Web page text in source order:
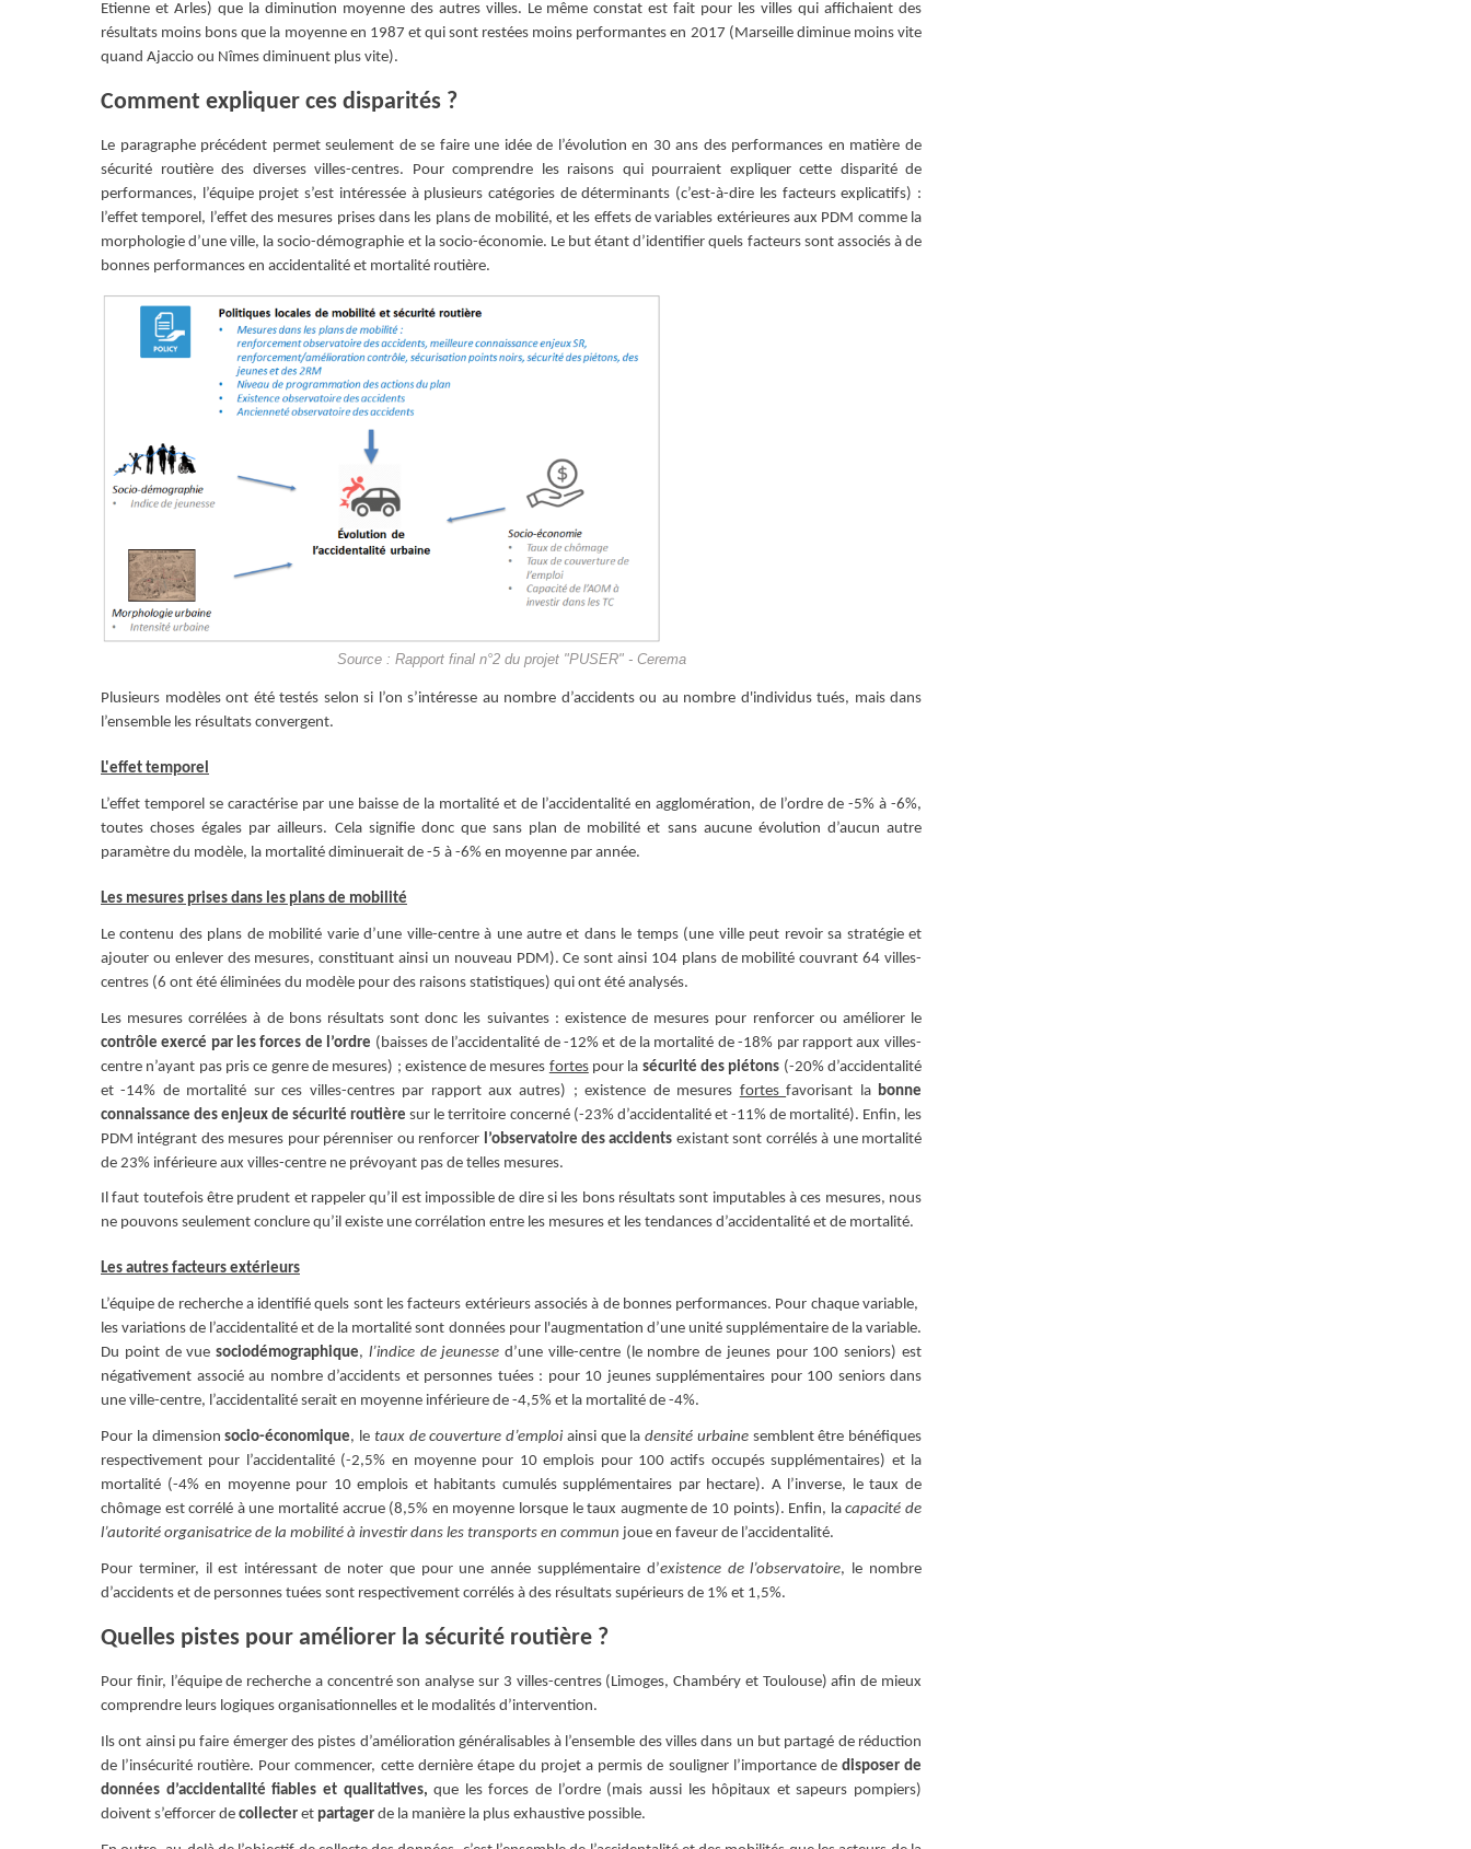
Etienne et Arles) que la diminution moyenne des autres villes. Le même constat est fait pour les villes qui affichaient des
résultats moins bons que la moyenne en 1987 et qui sont restées moins performantes en 2017 (Marseille diminue moins vite
quand Ajaccio ou Nîmes diminuent plus vite).
Comment expliquer ces disparités ?
Le paragraphe précédent permet seulement de se faire une idée de l’évolution en 30 ans des performances en matière de
sécurité routière des diverses villes-centres. Pour comprendre les raisons qui pourraient expliquer cette disparité de
performances, l’équipe projet s’est intéressée à plusieurs catégories de déterminants (c’est-à-dire les facteurs explicatifs) :
l’effet temporel, l’effet des mesures prises dans les plans de mobilité, et les effets de variables extérieures aux PDM comme la
morphologie d’une ville, la socio-démographie et la socio-économie. Le but étant d’identifier quels facteurs sont associés à de
bonnes performances en accidentalité et mortalité routière.
Source : Rapport final n°2 du projet "PUSER" - Cerema
Plusieurs modèles ont été testés selon si l’on s’intéresse au nombre d’accidents ou au nombre d'individus tués, mais dans
l’ensemble les résultats convergent.
L'effet temporel
L’effet temporel se caractérise par une baisse de la mortalité et de l’accidentalité en agglomération, de l’ordre de -5% à -6%,
toutes choses égales par ailleurs. Cela signifie donc que sans plan de mobilité et sans aucune évolution d’aucun autre
paramètre du modèle, la mortalité diminuerait de -5 à -6% en moyenne par année.
Les mesures prises dans les plans de mobilité
Le contenu des plans de mobilité varie d’une ville-centre à une autre et dans le temps (une ville peut revoir sa stratégie et
ajouter ou enlever des mesures, constituant ainsi un nouveau PDM). Ce sont ainsi 104 plans de mobilité couvrant 64 villes-
centres (6 ont été éliminées du modèle pour des raisons statistiques) qui ont été analysés.
Les mesures corrélées à de bons résultats sont donc les suivantes : existence de mesures pour renforcer ou améliorer le
contrôle exercé par les forces de l’ordre (baisses de l’accidentalité de -12% et de la mortalité de -18% par rapport aux villes-
centre n’ayant pas pris ce genre de mesures) ; existence de mesures fortespour la sécurité des piétons (-20% d’accidentalité
et -14% de mortalité sur ces villes-centres par rapport aux autres) ; existence de mesures fortesfavorisant la bonne
connaissance des enjeux de sécurité routière sur le territoire concerné (-23% d’accidentalité et -11% de mortalité). Enfin, les
PDM intégrant des mesures pour pérenniser ou renforcer l’observatoire des accidents existant sont corrélés à une mortalité
de 23% inférieure aux villes-centre ne prévoyant pas de telles mesures.
Il faut toutefois être prudent et rappeler qu’il est impossible de dire si les bons résultats sont imputables à ces mesures, nous
ne pouvons seulement conclure qu’il existe une corrélation entre les mesures et les tendances d’accidentalité et de mortalité.
Les autres facteurs extérieurs
L’équipe de recherche a identifié quels sont les facteurs extérieurs associés à de bonnes performances. Pour chaque variable,
les variations de l’accidentalité et de la mortalité sont données pour l'augmentation d’une unité supplémentaire de la variable.
Du point de vuesociodémographique, l’indice de jeunesse d’une ville-centre (le nombre de jeunes pour 100 seniors) est
négativement associé au nombre d’accidents et personnes tuées : pour 10 jeunes supplémentaires pour 100 seniors dans
une ville-centre, l’accidentalité serait en moyenne inférieure de -4,5% et la mortalité de -4%.
Pour la dimension socio-économique, le taux de couverture d’emploi ainsi que la densité urbainesemblent être bénéfiques
respectivement pour l’accidentalité (-2,5% en moyenne pour 10 emplois pour 100 actifs occupés supplémentaires) et la
mortalité (-4% en moyenne pour 10 emplois et habitants cumulés supplémentaires par hectare). A l’inverse, le taux de
chômage est corrélé à une mortalité accrue (8,5% en moyenne lorsque le taux augmente de 10 points). Enfin, lacapacité de
l’autorité organisatrice de la mobilité à investir dans les transports en commun joue en faveur de l’accidentalité.
Pour terminer, il est intéressant de noter que pour une année supplémentaire d’existence de l’observatoire, le nombre
d’accidents et de personnes tuées sont respectivement corrélés à des résultats supérieurs de 1% et 1,5%.
Quelles pistes pour améliorer la sécurité routière ?
Pour finir, l’équipe de recherche a concentré son analyse sur 3 villes-centres (Limoges, Chambéry et Toulouse) afin de mieux
comprendre leurs logiques organisationnelles et le modalités d’intervention.
Ils ont ainsi pu faire émerger des pistes d’amélioration généralisables à l’ensemble des villes dans un but partagé de réduction
de l’insécurité routière. Pour commencer, cette dernière étape du projet a permis de souligner l’importance de disposer de
données d’accidentalité fiables et qualitatives, que les forces de l’ordre (mais aussi les hôpitaux et sapeurs pompiers)
doivent s’efforcer de collecter et partager de la manière la plus exhaustive possible.